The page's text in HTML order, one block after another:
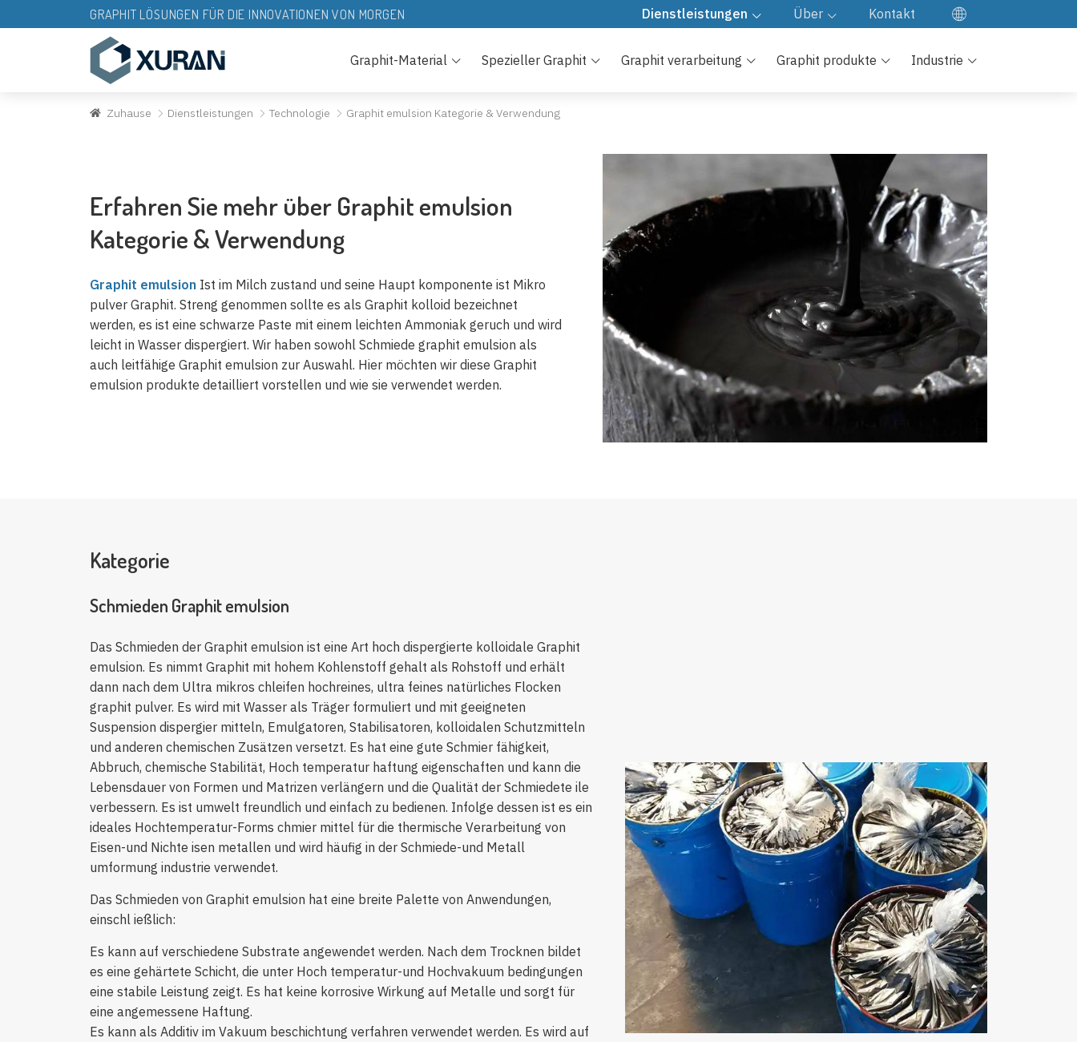
GRAPHIT LÖSUNGEN FÜR DIE INNOVATIONEN VON MORGEN Dienstleistungen
Ressourcen
Über
Unsere Kultur
Kontakt
ES
Graphit-Material Spezieller Graphit Graphit verarbeitung Graphit produkte Industrie
Zuhause Dienstleistungen Technologie Graphit emulsion Kategorie & Verwendung
Erfahren Sie mehr über Graphit emulsion
Kategorie & Verwendung
Graphit emulsion Ist im Milch zustand und seine Haupt komponente ist Mikro
pulver Graphit. Streng genommen sollte es als Graphit kolloid bezeichnet
werden, es ist eine schwarze Paste mit einem leichten Ammoniak geruch und wird
leicht in Wasser dispergiert. Wir haben sowohl Schmiede graphit emulsion als
auch leitfähige Graphit emulsion zur Auswahl. Hier möchten wir diese Graphit
emulsion produkte detailliert vorstellen und wie sie verwendet werden.
Kategorie
Schmieden Graphit emulsion
Das Schmieden der Graphit emulsion ist eine Art hoch dispergierte kolloidale Graphit
emulsion. Es nimmt Graphit mit hohem Kohlenstoff gehalt als Rohstoff und erhält
dann nach dem Ultra mikros chleifen hochreines, ultra feines natürliches Flocken
graphit pulver. Es wird mit Wasser als Träger formuliert und mit geeigneten
Suspension dispergier mitteln, Emulgatoren, Stabilisatoren, kolloidalen Schutzmitteln
und anderen chemischen Zusätzen versetzt. Es hat eine gute Schmier fähigkeit,
Abbruch, chemische Stabilität, Hoch temperatur haftung eigenschaften und kann die
Lebensdauer von Formen und Matrizen verlängern und die Qualität der Schmiedete ile
verbessern. Es ist umwelt freundlich und einfach zu bedienen. Infolge dessen ist es ein
ideales Hochtemperatur-Forms chmier mittel für die thermische Verarbeitung von
Eisen-und Nichte isen metallen und wird häufig in der Schmiede-und Metall
umformung industrie verwendet.
Das Schmieden von Graphit emulsion hat eine breite Palette von Anwendungen,
einschl ießlich:
Es kann auf verschiedene Substrate angewendet werden. Nach dem Trocknen bildet
es eine gehärtete Schicht, die unter Hoch temperatur-und Hochvakuum bedingungen
eine stabile Leistung zeigt. Es hat keine korrosive Wirkung auf Metalle und sorgt für
eine angemessene Haftung.
Es kann als Additiv im Vakuum beschichtung verfahren verwendet werden. Es wird auf